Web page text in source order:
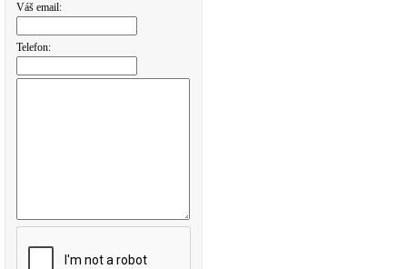
Váš email:
Telefon: